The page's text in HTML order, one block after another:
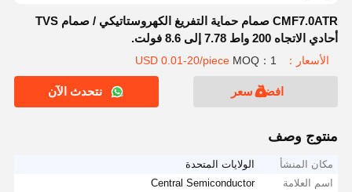
CMF7.0ATR صمام حماية التفريغ الكهروستاتيكي / صمام TVS
أحادي الاتجاه 200 واط 7.78 إلى 8.6 فولت.
الأسعار：USD 0.01-20/piece MOQ：1
افضل سعر نتحدث الآن
منتوج وصف
مكان المنشأ
الولايات المتحدة
اسم العلامة
Central Semiconductor